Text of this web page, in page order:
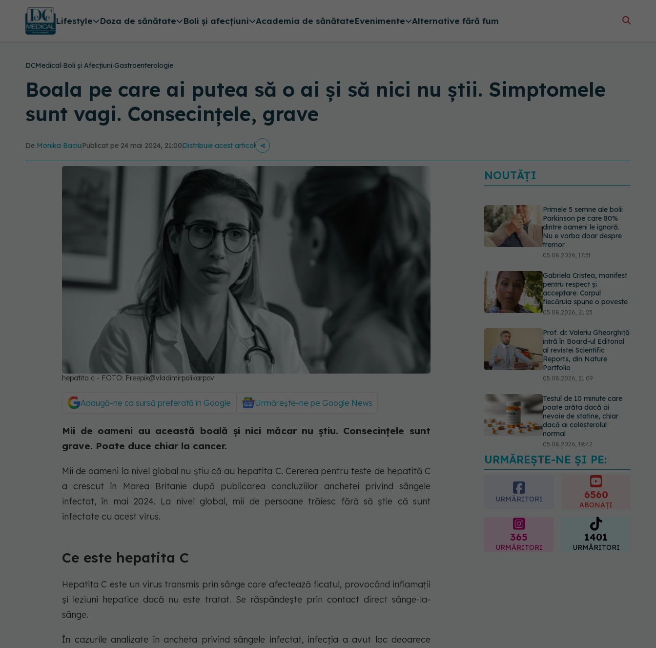
Lifestyle Doza de sănătate Boli și afecțiuni Academia de sănătateEvenimente Alternative fără fum
DCMedical›Boli și Afecțiuni›Gastroenterologie
Boala pe care ai putea să o ai și să nici nu știi. Simptomele
sunt vagi. Consecințele, grave
De Monika Baciu Publicat pe 24 mai 2024, 21:00Distribuie acest articol
hepatita c - FOTO: Freepik@vladimirpolikarpov
Adaugă-ne ca sursă preferată în Google Urmărește-ne pe Google News
Mii de oameni au această boală și nici măcar nu știu. Consecințele sunt
grave. Poate duce chiar la cancer.
Mii de oameni la nivel global nu știu că au hepatita C. Cererea pentru teste de hepatită C
a crescut în Marea Britanie după publicarea concluziilor anchetei privind sângele
infectat, în mai 2024. La nivel global, mii de persoane trăiesc fără să știe că sunt
infectate cu acest virus.
Ce este hepatita C
Hepatita C este un virus transmis prin sânge care afectează ficatul, provocând inflamații
și leziuni hepatice dacă nu este tratat. Se răspândește prin contact direct sânge-la-
sânge.
În cazurile analizate în ancheta privind sângele infectat, infecția a avut loc deoarece
NOUTĂȚI
Primele 5 semne ale bolii
Parkinson pe care 80%
dintre oameni le ignoră.
Nu e vorba doar despre
tremor
05.08.2026, 17:31
Gabriela Cristea, manifest
pentru respect și
acceptare: Corpul
fiecăruia spune o poveste
05.08.2026, 21:23
Prof. dr. Valeriu Gheorghiță
intră în Board-ul Editorial
al revistei Scientific
Reports, din Nature
Portfolio
05.08.2026, 21:09
Testul de 10 minute care
poate arăta dacă ai
nevoie de statine, chiar
dacă ai colesterolul
normal
05.08.2026, 19:42
Unde trebuie să ții pâinea
când afară este caniculă.
Greșeala care o usucă sau
o umple de mucegai în
doar câteva zile
URMĂREȘTE-NE ȘI PE:
URMĂRITORI 6560
ABONAȚI
365
URMĂRITORI
1401
URMĂRITORI